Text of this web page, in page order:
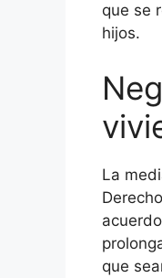
que se
hijos.
La
que